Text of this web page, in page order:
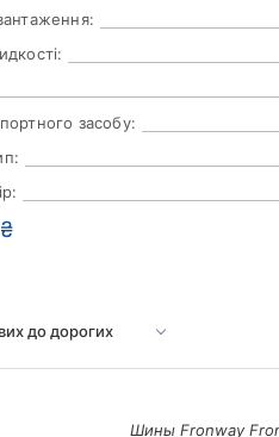
засобу:
₴
Шины Fronway